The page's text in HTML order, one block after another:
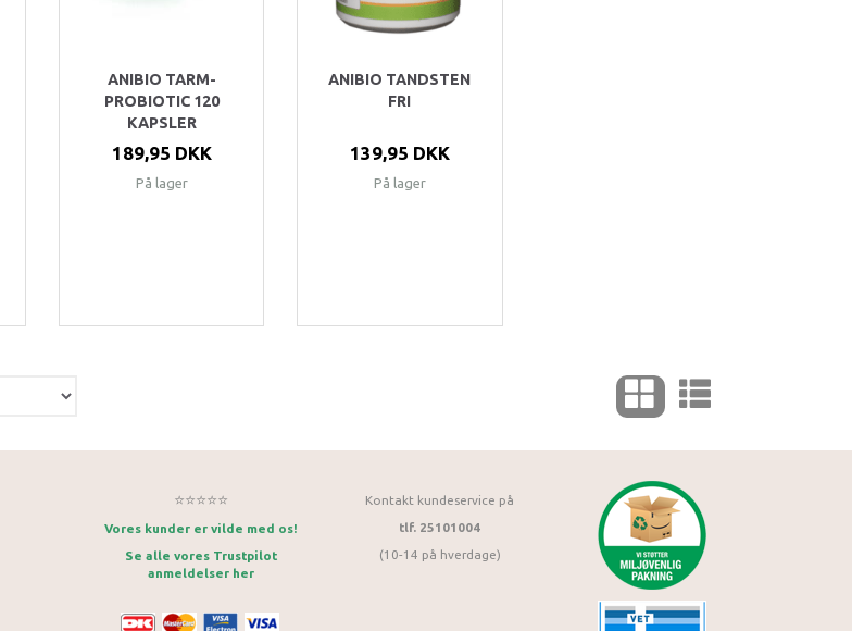
ANIBIO TARM-
PROBIOTIC 120
KAPSLER
189,95 DKK
På lager
ANIBIO TANDSTEN
FRI
139,95 DKK
På lager
⭐⭐⭐⭐⭐
Vores kunder er vilde med os!
Se alle vores Trustpilot
anmeldelser her
Kontakt kundeservice på
tlf. 25101004
(10-14 på hverdage)